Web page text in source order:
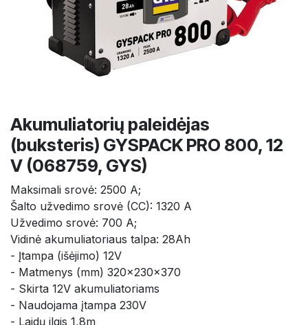
Akumuliatorių paleidėjas
(buksteris) GYSPACK PRO 800, 12
V (068759, GYS)
Maksimali srovė: 2500 A;
Šalto užvedimo srovė (CC): 1320 A
Užvedimo srovė: 700 A;
Vidinė akumuliatoriaus talpa: 28Ah
- Įtampa (išėjimo) 12V
- Matmenys (mm) 320x230x370
- Skirta 12V akumuliatoriams
- Naudojama įtampa 230V
- Laidų ilgis 1,8m